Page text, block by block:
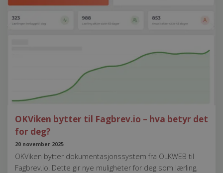
OKViken bytter til Fagbrev.io – hva betyr det
for deg?
20 november 2025
OKViken bytter dokumentasjonssystem fra OLKWEB til
Fagbrev.io. Dette gir nye muligheter for deg som lærling,